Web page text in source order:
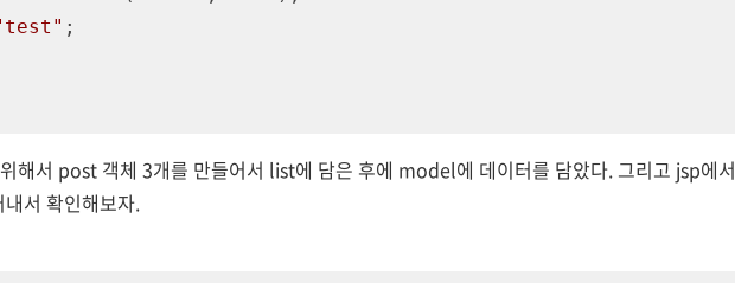
;
해서 post 객체 3개를 만들어서 list에 담은 후에 model에 데이터를 담았다. 그리고 jsp에서
서 확인해보자.